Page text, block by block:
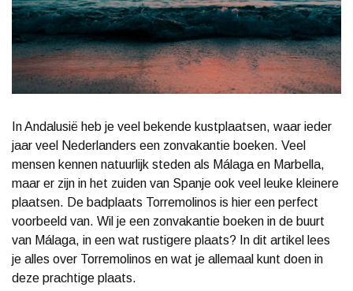
In Andalusië heb je veel bekende kustplaatsen, waar ieder
jaar veel Nederlanders een zonvakantie boeken. Veel
mensen kennen natuurlijk steden als Málaga en Marbella,
maar er zijn in het zuiden van Spanje ook veel leuke kleinere
plaatsen. De badplaats Torremolinos is hier een perfect
voorbeeld van. Wil je een zonvakantie boeken in de buurt
van Málaga, in een wat rustigere plaats? In dit artikel lees
je alles over Torremolinos en wat je allemaal kunt doen in
deze prachtige plaats.